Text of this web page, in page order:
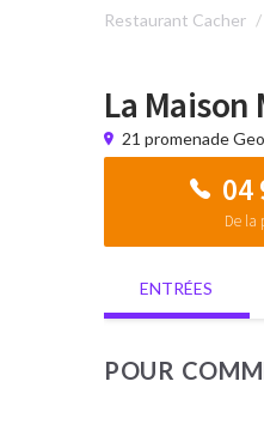
Restaurant Cacher
La
21 promenade
04
De la
ENTRÉES
POUR